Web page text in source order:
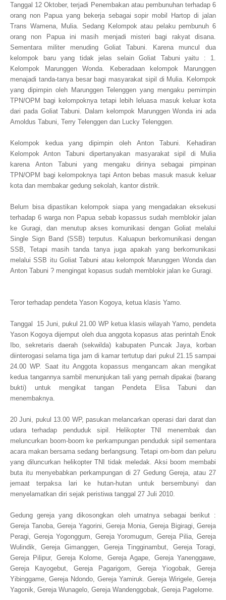
Tanggal 12 Oktober, terjadi Penembakan atau pembunuhan terhadap 6
orang non Papua yang bekerja sebagai sopir mobil Hartop di jalan
Trans Wamena, Mulia. Sedang Kelompok atau pelaku pembunuh 6
orang non Papua ini masih menjadi misteri bagi rakyat disana.
Sementara militer menuding Goliat Tabuni. Karena muncul dua
kelompok baru yang tidak jelas selain Goliat Tabuni yaitu : 1.
Kelompok Marunggen Wonda. Keberadaan kelompok Marunggen
menajadi tanda-tanya besar bagi masyarakat sipil di Mulia. Kelompok
yang dipimpin oleh Marunggen Telenggen yang mengaku pemimpin
TPN/OPM bagi kelompoknya tetapi lebih leluasa masuk keluar kota
dari pada Goliat Tabuni. Dalam kelompok Marunggen Wonda ini ada
Amoldus Tabuni, Terry Telenggen dan Lucky Telenggen.
Kelompok kedua yang dipimpin oleh Anton Tabuni. Kehadiran
Kelompok Anton Tabuni dipertanyakan masyarakat sipil di Mulia
karena Anton Tabuni yang mengaku dirinya sebagai pimpinan
TPN/OPM bagi kelompoknya tapi Anton bebas masuk masuk keluar
kota dan membakar gedung sekolah, kantor distrik.
Belum bisa dipastikan kelompok siapa yang mengadakan eksekusi
terhadap 6 warga non Papua sebab kopassus sudah memblokir jalan
ke Guragi, dan menutup akses komunikasi dengan Goliat melalui
Single Sign Band (SSB) terputus. Kaluapun berkomunikasi dengan
SSB, Tetapi masih tanda tanya juga apakah yang berkomunikasi
melalui SSB itu Goliat Tabuni atau kelompok Marunggen Wonda dan
Anton Tabuni ? mengingat kopasus sudah memblokir jalan ke Guragi.
Teror terhadap pendeta Yason Kogoya, ketua klasis Yamo.
Tanggal 15 Juni, pukul 21.00 WP ketua klasis wilayah Yamo, pendeta
Yason Kogoya dijemput oleh dua anggota kopasus atas perintah Enok
Ibo, sekretaris daerah (sekwilda) kabupaten Puncak Jaya, korban
diinterogasi selama tiga jam di kamar tertutup dari pukul 21.15 sampai
24.00 WP. Saat itu Anggota kopassus mengancam akan mengikat
kedua tangannya sambil menunjukan tali yang pernah dipakai (barang
bukti) untuk mengikat tangan Pendeta Elisa Tabuni dan
menembaknya.
20 Juni, pukul 13.00 WP, pasukan melancarkan operasi dari darat dan
udara terhadap penduduk sipil. Helikopter TNI menembak dan
meluncurkan boom-boom ke perkampungan penduduk sipil sementara
acara makan bersama sedang berlangsung. Tetapi om-bom dan peluru
yang diluncurkan helikopter TNI tidak meledak. Aksi boom membabi
buta itu menyebabkan perkampungan di 27 Gedung Gereja, atau 27
jemaat terpaksa lari ke hutan-hutan untuk bersembunyi dan
menyelamatkan diri sejak peristiwa tanggal 27 Juli 2010.
Gedung gereja yang dikosongkan oleh umatnya sebagai berikut :
Gereja Tanoba, Gereja Yagorini, Gereja Monia, Gereja Bigiragi, Gereja
Peragi, Gereja Yogonggum, Gereja Yoromugum, Gereja Pilia, Gereja
Wulindik, Gereja Gimanggen, Gereja Tingginambut, Gereja Toragi,
Gereja Pilipur, Gereja Kolome, Gereja Agape, Gereja Yanenggawe,
Gereja Kayogebut, Gereja Pagarigom, Gereja Yiogobak, Gereja
Yibinggame, Gereja Ndondo, Gereja Yamiruk. Gereja Wirigele, Gereja
Yagonik, Gereja Wunagelo, Gereja Wandenggobak, Gereja Pagelome.